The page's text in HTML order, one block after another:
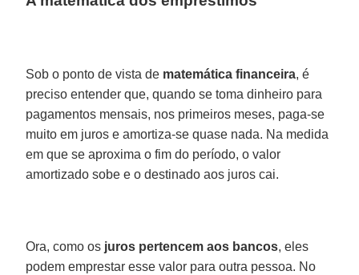
​Sob o ponto de vista de matemática financeira, é
preciso entender que, quando se toma dinheiro para
pagamentos mensais, nos primeiros meses, paga-se
muito em juros e amortiza-se quase nada. Na medida
em que se aproxima o fim do período, o valor
amortizado sobe e o destinado aos juros cai.
Ora, como os juros pertencem aos bancos, eles
podem emprestar esse valor para outra pessoa. No